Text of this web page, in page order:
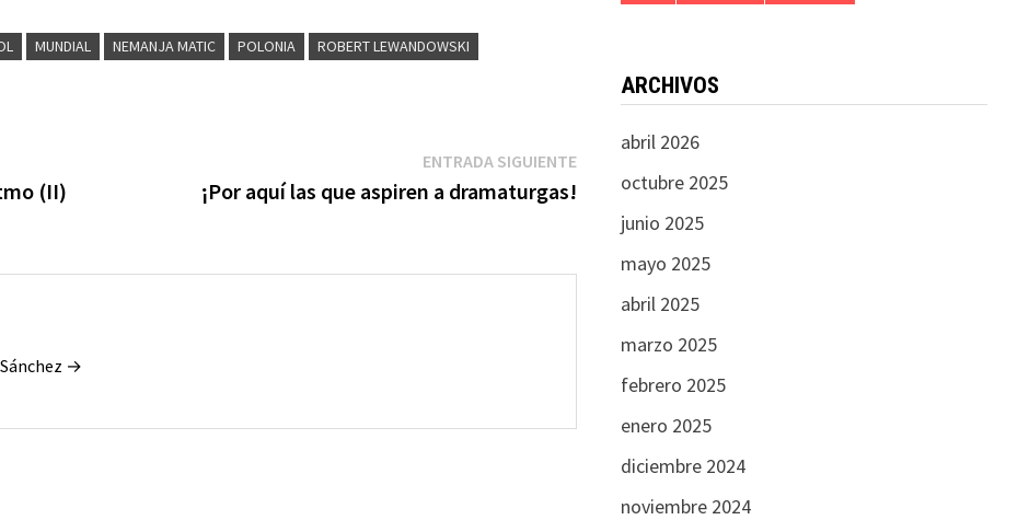
MUNDIAL NEMANJA MATIC POLONIA
ROBERT LEWANDOWSKI
(II)
ENTRADA SIGUIENTEEntrada
siguiente:
¡Por aquí las que aspiren a dramaturgas!
→
ARCHIVOS
abril 2026
octubre 2025
junio 2025
mayo 2025
abril 2025
marzo 2025
febrero 2025
enero 2025
diciembre 2024
noviembre 2024